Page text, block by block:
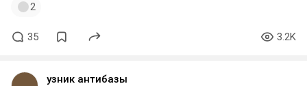
2
35 3.2K
узник антибазы